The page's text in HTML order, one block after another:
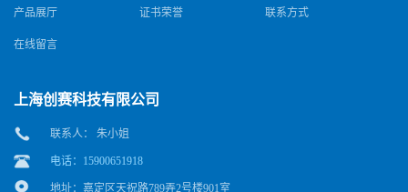
产品展厅 证书荣誉 联系方式
在线留言
上海创赛科技有限公司
联系人： 朱小姐
电话：15900651918
地址：嘉定区天祝路789弄2号楼901室